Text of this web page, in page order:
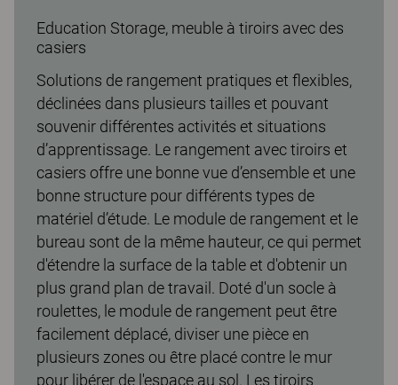
Education Storage, meuble à tiroirs avec des
casiers
Solutions de rangement pratiques et flexibles,
déclinées dans plusieurs tailles et pouvant
souvenir différentes activités et situations
d’apprentissage. Le rangement avec tiroirs et
casiers offre une bonne vue d’ensemble et une
bonne structure pour différents types de
matériel d’étude. Le module de rangement et le
bureau sont de la même hauteur, ce qui permet
d'étendre la surface de la table et d'obtenir un
plus grand plan de travail. Doté d'un socle à
roulettes, le module de rangement peut être
facilement déplacé, diviser une pièce en
plusieurs zones ou être placé contre le mur
pour libérer de l'espace au sol. Les tiroirs